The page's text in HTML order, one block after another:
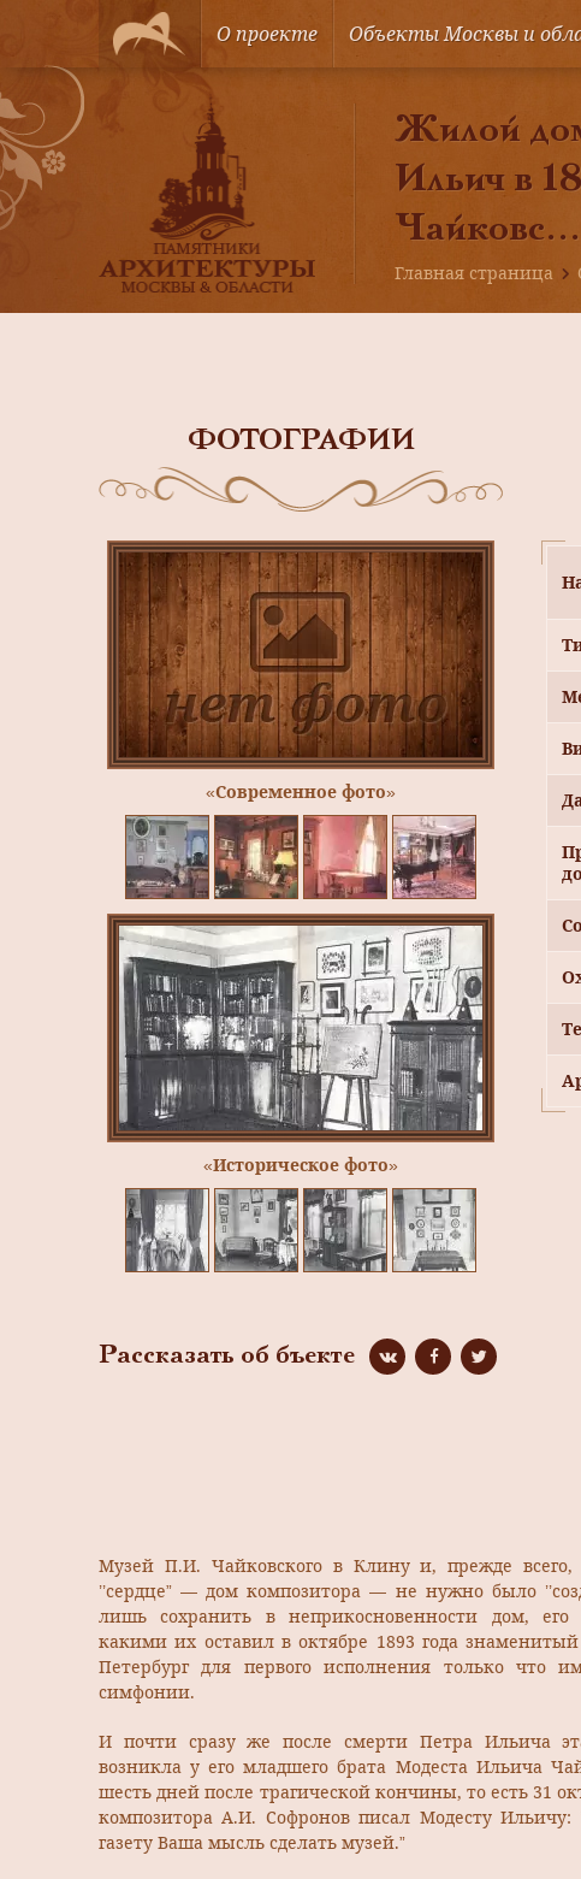
О проекте Объекты Москвы и
Жилой
Ильич в
Чайковс...
Главная страница
ФОТОГРАФИИ
«Современное фото»
«Историческое фото»
Рассказать об бъекте
Музей П.И. Чайковского в Клину и, прежде
’’сердце” — дом композитора — не нужно было
лишь сохранить в неприкосновенности дом,
какими их оставил в октябре 1893 года
Петербург для первого исполнения только что
симфонии.
И почти сразу же после смерти Петра Ильича
возникла у его младшего брата Модеста Ильича
шесть дней после трагической кончины, то есть 31
композитора А.И. Софронов писал Модесту
газету Ваша мысль сделать музей.”